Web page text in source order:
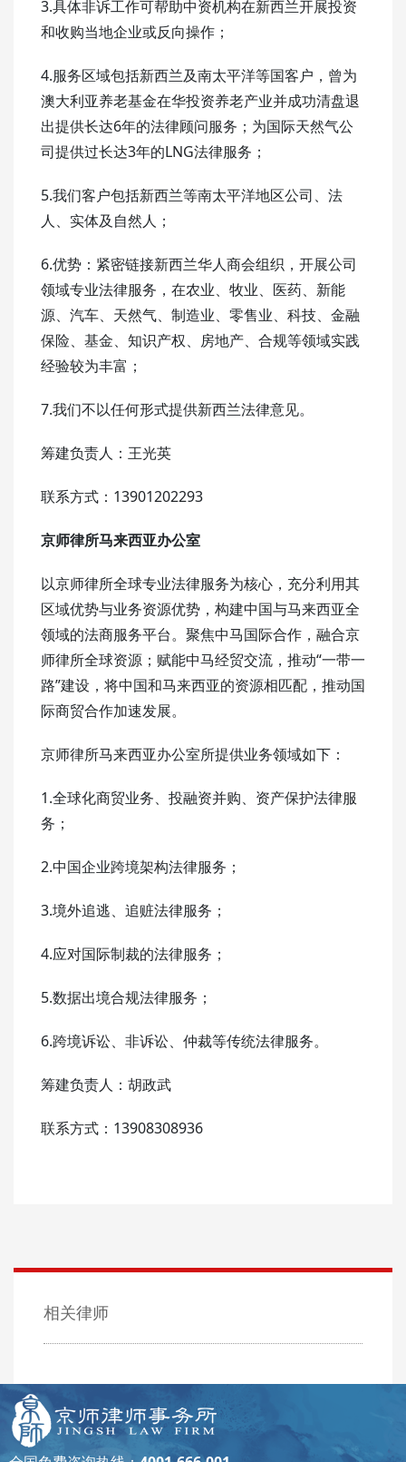
3.具体非诉工作可帮助中资机构在新西兰开展投资
和收购当地企业或反向操作；
4.服务区域包括新西兰及南太平洋等国客户，曾为
澳大利亚养老基金在华投资养老产业并成功清盘退
出提供长达6年的法律顾问服务；为国际天然气公
司提供过长达3年的LNG法律服务；
5.我们客户包括新西兰等南太平洋地区公司、法
人、实体及自然人；
6.优势：紧密链接新西兰华人商会组织，开展公司
领域专业法律服务，在农业、牧业、医药、新能
源、汽车、天然气、制造业、零售业、科技、金融
保险、基金、知识产权、房地产、合规等领域实践
经验较为丰富；
7.我们不以任何形式提供新西兰法律意见。
筹建负责人：王光英
联系方式：13901202293
京师律所马来西亚办公室
以京师律所全球专业法律服务为核心，充分利用其
区域优势与业务资源优势，构建中国与马来西亚全
领域的法商服务平台。聚焦中马国际合作，融合京
师律所全球资源；赋能中马经贸交流，推动“一带一
路”建设，将中国和马来西亚的资源相匹配，推动国
际商贸合作加速发展。
京师律所马来西亚办公室所提供业务领域如下：
1.全球化商贸业务、投融资并购、资产保护法律服
务；
2.中国企业跨境架构法律服务；
3.境外追逃、追赃法律服务；
4.应对国际制裁的法律服务；
5.数据出境合规法律服务；
6.跨境诉讼、非诉讼、仲裁等传统法律服务。
筹建负责人：胡政武
联系方式：13908308936
相关律师